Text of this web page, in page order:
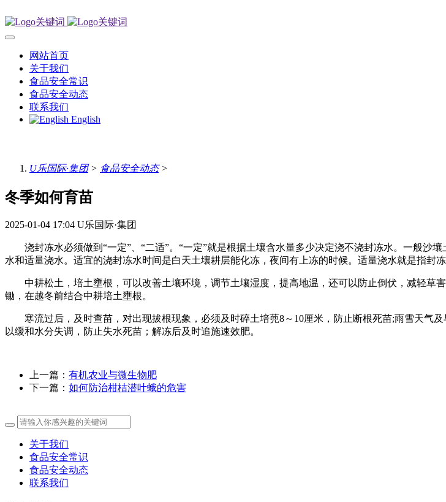
网站首页
关于我们
食品安全常识
食品安全动态
联系我们
English
U乐国际·集团> 食品安全动态>
冬季如何育苗
2025-01-04 17:04 U乐国际·集团
浇封冻水必须做到“一定”、“二适”。“一定”就是根据土壤含水量多少决定浇不浇封冻水。一般沙壤
水和适量浇水。适宜的浇封冻水时间是白天土壤耕层能化冻，夜间有上冻的时候。适量浇水就是指封
中耕松土，培土壅根，可以改善土壤环境，调节土壤湿度，提高地温，还可以防止倒伏，减轻草
锄，在越冬前结合中耕培土壅根。
寒流过后，及时查苗，对出现拔根现象，必须及时碎土培蔸8～10厘米，防止断根死苗;雨雪天气
以缓和水分失调，防止失水死苗；解冻后及时追施速效肥。
上一篇： 有机农业与微生物肥
下一篇： 如何防治柑桔潜叶蛾的危害
关于我们
食品安全常识
食品安全动态
联系我们